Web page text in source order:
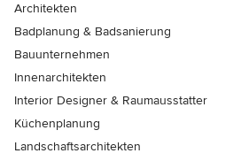
Architekten
Badplanung & Badsanierung
Bauunternehmen
Innenarchitekten
Interior Designer & Raumausstatter
Küchenplanung
Landschaftsarchitekten